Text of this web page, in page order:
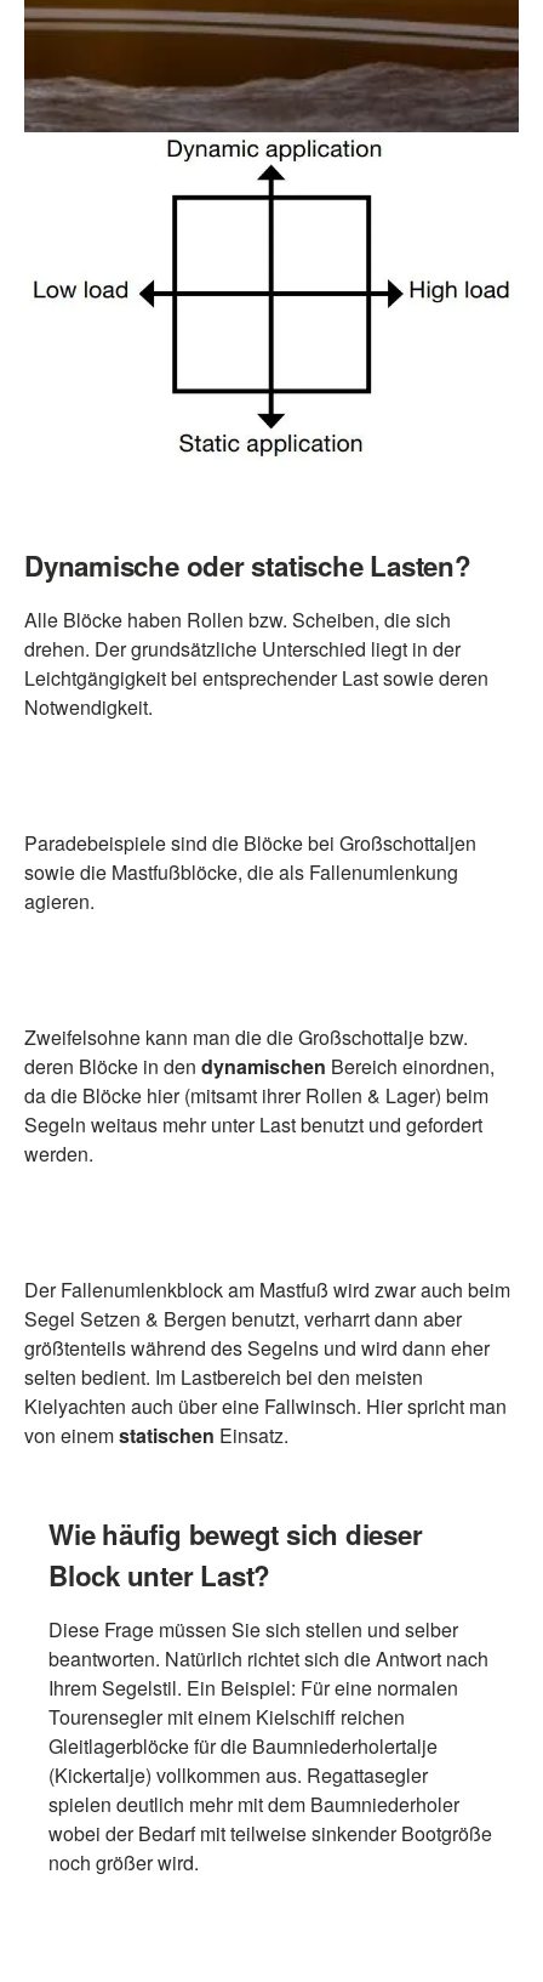
Dynamische oder statische Lasten?
Alle Blöcke haben Rollen bzw. Scheiben, die sich
drehen. Der grundsätzliche Unterschied liegt in der
Leichtgängigkeit bei entsprechender Last sowie deren
Notwendigkeit.
Paradebeispiele sind die Blöcke bei Großschottaljen
sowie die Mastfußblöcke, die als Fallenumlenkung
agieren.
Zweifelsohne kann man die die Großschottalje bzw.
deren Blöcke in den dynamischen Bereich einordnen,
da die Blöcke hier (mitsamt ihrer Rollen & Lager) beim
Segeln weitaus mehr unter Last benutzt und gefordert
werden.
Der Fallenumlenkblock am Mastfuß wird zwar auch beim
Segel Setzen & Bergen benutzt, verharrt dann aber
größtenteils während des Segelns und wird dann eher
selten bedient. Im Lastbereich bei den meisten
Kielyachten auch über eine Fallwinsch. Hier spricht man
von einemstatischen Einsatz.
Wie häufig bewegt sich dieser
Block unter Last?
Diese Frage müssen Sie sich stellen und selber
beantworten. Natürlich richtet sich die Antwort nach
Ihrem Segelstil. Ein Beispiel: Für eine normalen
Tourensegler mit einem Kielschiff reichen
Gleitlagerblöcke für die Baumniederholertalje
(Kickertalje) vollkommen aus. Regattasegler
spielen deutlich mehr mit dem Baumniederholer
wobei der Bedarf mit teilweise sinkender Bootgröße
noch größer wird.